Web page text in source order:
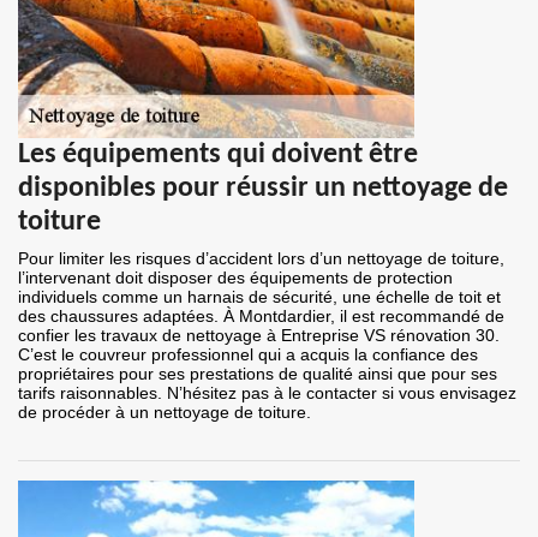
Les équipements qui doivent être
disponibles pour réussir un nettoyage de
toiture
Pour limiter les risques d’accident lors d’un nettoyage de toiture,
l’intervenant doit disposer des équipements de protection
individuels comme un harnais de sécurité, une échelle de toit et
des chaussures adaptées. À Montdardier, il est recommandé de
confier les travaux de nettoyage à Entreprise VS rénovation 30.
C’est le couvreur professionnel qui a acquis la confiance des
propriétaires pour ses prestations de qualité ainsi que pour ses
tarifs raisonnables. N’hésitez pas à le contacter si vous envisagez
de procéder à un nettoyage de toiture.